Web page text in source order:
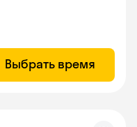
Выбрать время